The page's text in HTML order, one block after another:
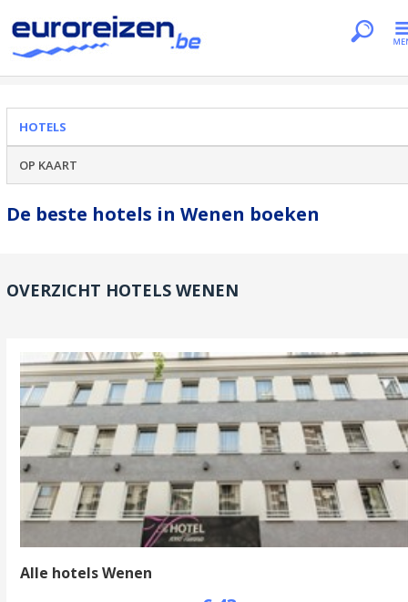
HOTELS
OP KAART
De beste hotels in Wenen boeken
OVERZICHT HOTELS WENEN
Alle hotels Wenen